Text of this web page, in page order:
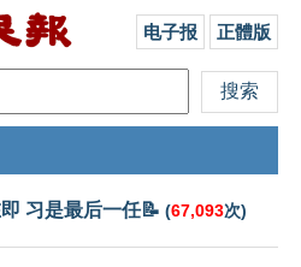
电子报 正體版
习是最后一任📝 (67,093次)